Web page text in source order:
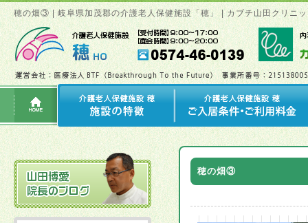
穂の畑③ | 岐阜県加茂郡の介護老人保健施設「穂」 | カブチ山田クリニ
穂の畑③